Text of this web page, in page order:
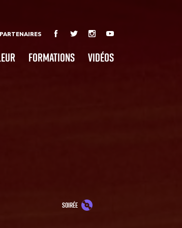
PARTENAIRES
Formations Vidéos
soirée